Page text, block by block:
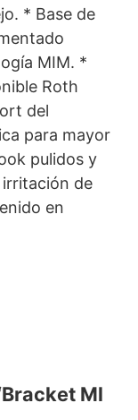
* Base de
MIM. *
Roth
del
para mayor
pulidos y
de
en
Ml